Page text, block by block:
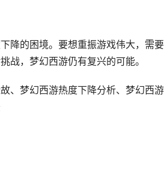
降的困境。要想重振游戏伟大，需
战，梦幻西游仍有复兴的可能。
、梦幻西游热度下降分析、梦幻西